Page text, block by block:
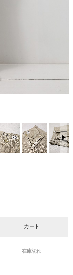
カート
在庫切れ